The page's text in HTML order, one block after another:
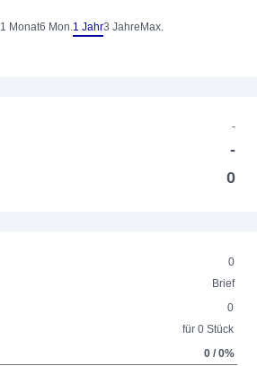
1 Monat6 Mon.1 Jahr3 Jahre Max.
-
-
0
0
Brief
0
für 0 Stück
0 / 0%